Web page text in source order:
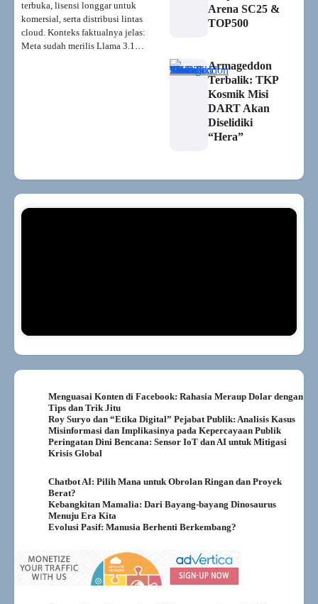
terbuka, lisensi longgar untuk
komersial, serta distribusi lintas
cloud. Konteks faktualnya jelas:
Meta sudah merilis Llama 3.1…
Arena SC25 &
TOP500
Armageddon
Terbalik: TKP
Kosmik Misi
DART Akan
Diselidiki
“Hera”
Menguasai Konten di Facebook: Rahasia Meraup Dolar dengan
Tips dan Trik Jitu
Roy Suryo dan “Etika Digital” Pejabat Publik: Analisis Kasus
Misinformasi dan Implikasinya pada Kepercayaan Publik
Peringatan Dini Bencana: Sensor IoT dan AI untuk Mitigasi
Krisis Global
Chatbot AI: Pilih Mana untuk Obrolan Ringan dan Proyek
Berat?
Kebangkitan Mamalia: Dari Bayang-bayang Dinosaurus
Menuju Era Kita
Evolusi Pasif: Manusia Berhenti Berkembang?